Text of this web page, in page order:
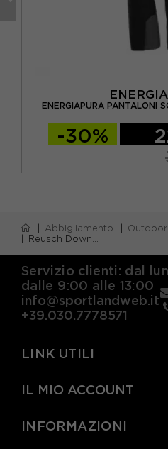
ENERGIAPURA PANTALONI
-30%
Abbigliamento Outdoor
Reusch Down Spirit GORE-TEX Nero - Guanti Sci Uomo
Servizio clienti: dal
dalle 9:00 alle 13:00
info@sportlandweb.it
+39.030.7778571
LINK UTILI
IL MIO ACCOUNT
INFORMAZIONI